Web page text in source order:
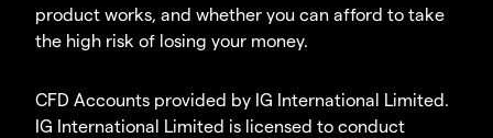
product works, and whether you can afford to take
the high risk of losing your money.
CFD Accounts provided by IG International Limited.
IG International Limited is licensed to conduct